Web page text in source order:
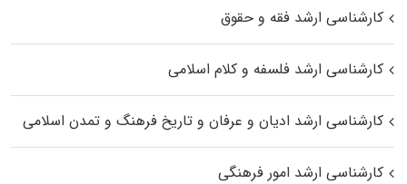
کارشناسی ارشد فقه و حقوق
کارشناسی ارشد فلسفه و کلام اسلامی
کارشناسی ارشد ادیان و عرفان و تاریخ فرهنگ و تمدن اسلامی
کارشناسی ارشد امور فرهنگی